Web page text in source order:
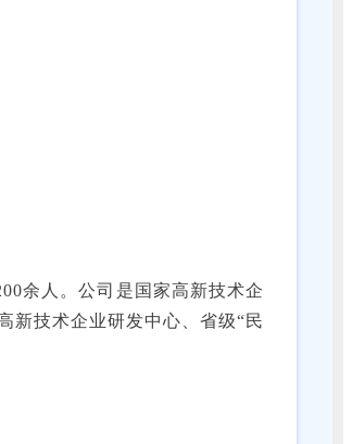
余人。公司是国家高新技术企
新技术企业研发中心、省级“民